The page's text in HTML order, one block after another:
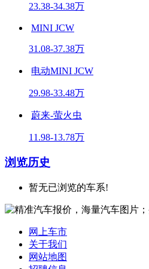
23.38-34.38万
MINI JCW
31.08-37.38万
电动MINI JCW
29.98-33.48万
蔚来-萤火虫
11.98-13.78万
浏览历史
暂无已浏览的车系!
网上车市
关于我们
网站地图